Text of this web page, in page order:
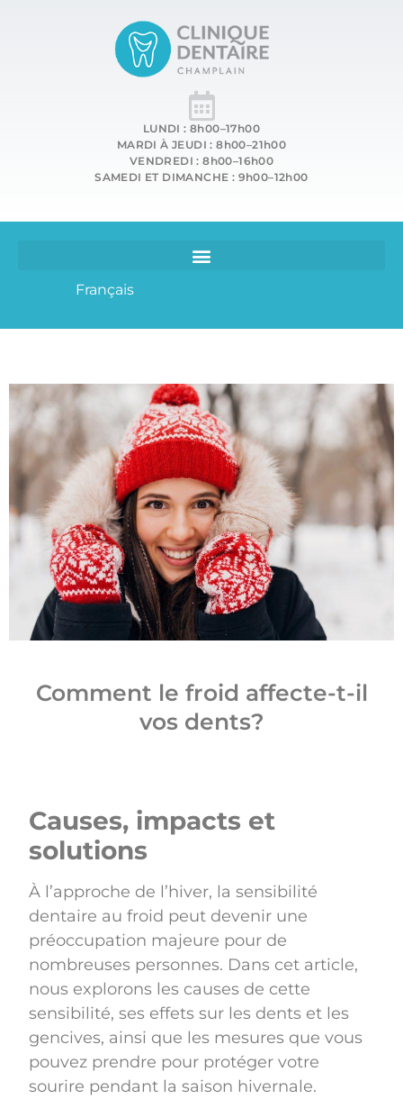
LUNDI : 8h00–17h00
MARDI À JEUDI : 8h00–21h00
VENDREDI : 8h00–16h00
SAMEDI ET DIMANCHE : 9h00–12h00
Français
Comment le froid affecte-t-il
vos dents?
Causes, impacts et
solutions
À l’approche de l’hiver, la sensibilité
dentaire au froid peut devenir une
préoccupation majeure pour de
nombreuses personnes. Dans cet article,
nous explorons les causes de cette
sensibilité, ses effets sur les dents et les
gencives, ainsi que les mesures que vous
pouvez prendre pour protéger votre
sourire pendant la saison hivernale.